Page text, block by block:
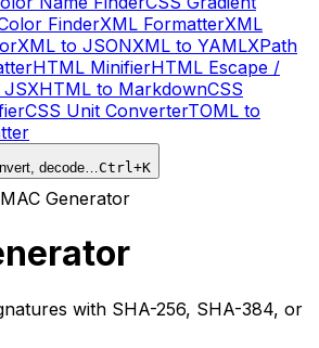
FinderXML FormatterXML
XML to JSONXML to YAMLXPath
HTML MinifierHTML Escape /
JSXHTML to MarkdownCSS
CSS Unit ConverterTOML to
decode…Ctrl+K
Generator
with SHA-256, SHA-384, or